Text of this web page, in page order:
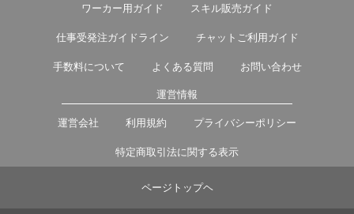
ワーカー用ガイド スキル販売ガイド
仕事受発注ガイドライン チャットご利用ガイド
手数料について よくある質問 お問い合わせ
運営情報
運営会社 利用規約 プライバシーポリシー
特定商取引法に関する表示
ページトップヘ